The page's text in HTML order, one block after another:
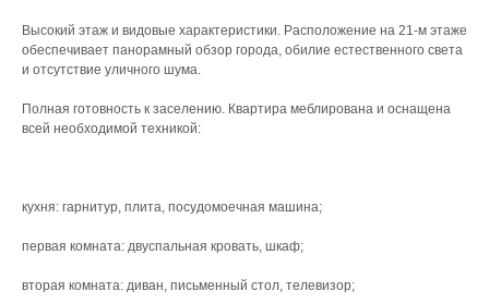
Высокий этаж и видовые характеристики. Расположение на 21‑м этаже
обеспечивает панорамный обзор города, обилие естественного света
и отсутствие уличного шума.
Полная готовность к заселению. Квартира меблирована и оснащена
всей необходимой техникой:
кухня: гарнитур, плита, посудомоечная машина;
первая комната: двуспальная кровать, шкаф;
вторая комната: диван, письменный стол, телевизор;